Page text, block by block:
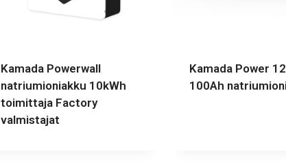
Kamada Powerwall
natriumioniakku 10kWh
toimittaja Factory
valmistajat
Kamada Power
100Ah